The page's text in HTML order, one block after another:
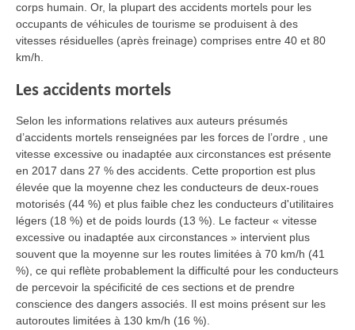
corps humain. Or, la plupart des accidents mortels pour les
occupants de véhicules de tourisme se produisent à des
vitesses résiduelles (après freinage) comprises entre 40 et 80
km/h.
Les accidents mortels
Selon les informations relatives aux auteurs présumés
d’accidents mortels renseignées par les forces de l’ordre , une
vitesse excessive ou inadaptée aux circonstances est présente
en 2017 dans 27 % des accidents. Cette proportion est plus
élevée que la moyenne chez les conducteurs de deux-roues
motorisés (44 %) et plus faible chez les conducteurs d'utilitaires
légers (18 %) et de poids lourds (13 %). Le facteur « vitesse
excessive ou inadaptée aux circonstances » intervient plus
souvent que la moyenne sur les routes limitées à 70 km/h (41
%), ce qui reflète probablement la difficulté pour les conducteurs
de percevoir la spécificité de ces sections et de prendre
conscience des dangers associés. Il est moins présent sur les
autoroutes limitées à 130 km/h (16 %).